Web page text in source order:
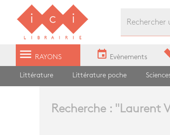
Librairie Ici Grands Boulevards
menu RAYONS event Evènements
Littérature Littérature poche
Recherche : " Laurent